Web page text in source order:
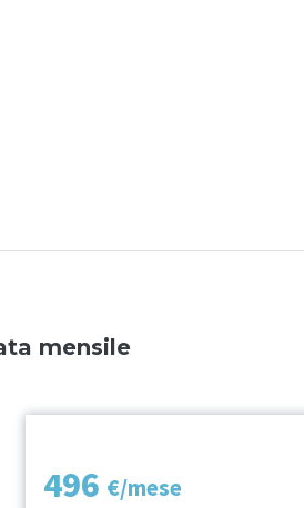
mensile
496 €/mese